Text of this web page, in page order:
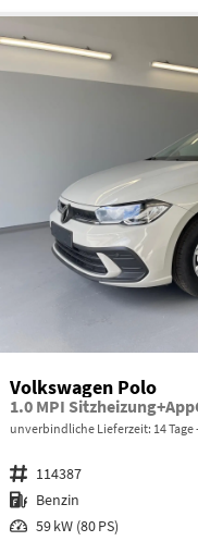
Volkswagen Polo
unverbindliche Lieferzeit: 14 Tage
Fahrzeugnr. 114387
Kraftstoff Benzin
Leistung 59 kW (80 PS)